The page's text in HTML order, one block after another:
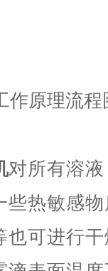
作原理流程
对所有溶
些热敏感
也可进行